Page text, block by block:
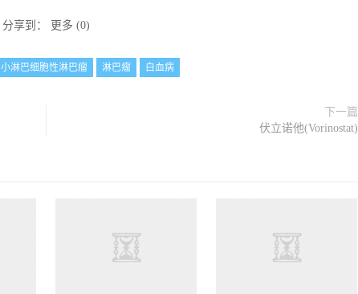
分享到： 更多 (0)
小淋巴细胞性淋巴瘤 淋巴瘤 白血病
下一篇
伏立诺他(Vorinostat)